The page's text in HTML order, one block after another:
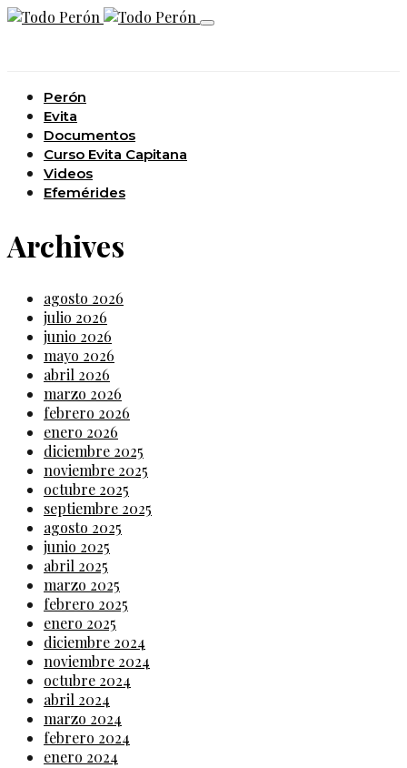
Perón
Evita
Documentos
Curso Evita Capitana
Videos
Efemérides
Archives
agosto 2026
julio 2026
junio 2026
mayo 2026
abril 2026
marzo 2026
febrero 2026
enero 2026
diciembre 2025
noviembre 2025
octubre 2025
septiembre 2025
agosto 2025
junio 2025
abril 2025
marzo 2025
febrero 2025
enero 2025
diciembre 2024
noviembre 2024
octubre 2024
abril 2024
marzo 2024
febrero 2024
enero 2024